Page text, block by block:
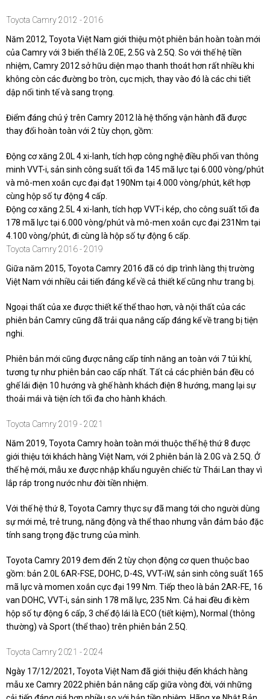
Toyota Camry 2012 - 2016
Năm 2012, Toyota Việt Nam giới thiệu một phiên bản hoàn toàn mới
của Camry với 3 biến thể là 2.0E, 2.5G và 2.5Q. So với thế hệ tiền
nhiệm, Camry 2012 sở hữu diện mạo thanh thoát hơn rất nhiều khi
không còn các đường bo tròn, cục mịch, thay vào đó là các chi tiết
dập nổi tinh tế và sang trọng.
Điểm đáng chú ý trên Camry 2012 là hệ thống vận hành đã được
thay đổi hoàn toàn với 2 tùy chọn, gồm:
Động cơ xăng 2.0L 4 xi-lanh, tích hợp công nghệ điều phối van thông
minh VVT-i, sản sinh công suất tối đa 145 mã lực tại 6.000 vòng/phút
và mô-men xoắn cực đại đạt 190Nm tại 4.000 vòng/phút, kết hợp
cùng hộp số tự động 4 cấp.
Động cơ xăng 2.5L 4 xi-lanh, tích hợp VVT-i kép, cho công suất tối đa
178 mã lực tại 6.000 vòng/phút và mô-men xoắn cực đại 231Nm tại
4.100 vòng/phút, đi cùng là hộp số tự động 6 cấp.
Toyota Camry 2016 - 2019
Giữa năm 2015, Toyota Camry 2016 đã có dịp trình làng thị trường
Việt Nam với nhiều cải tiến đáng kể về cả thiết kế cũng như trang bị.
Ngoại thất của xe được thiết kế thể thao hơn, và nội thất của các
phiên bản Camry cũng đã trải qua nâng cấp đáng kể về trang bị tiện
nghi.
Phiên bản mới cũng được nâng cấp tính năng an toàn với 7 túi khí,
tương tự như phiên bản cao cấp nhất. Tất cả các phiên bản đều có
ghế lái điện 10 hướng và ghế hành khách điện 8 hướng, mang lại sự
thoải mái và tiện ích tối đa cho hành khách.
Toyota Camry 2019 - 2021
Năm 2019, Toyota Camry hoàn toàn mới thuộc thế hệ thứ 8 được
giới thiệu tới khách hàng Việt Nam, với 2 phiên bản là 2.0G và 2.5Q. Ở
thế hệ mới, mẫu xe được nhập khẩu nguyên chiếc từ Thái Lan thay vì
lắp ráp trong nước như đời tiền nhiệm.
Với thế hệ thứ 8, Toyota Camry thực sự đã mang tới cho người dùng
sự mới mẻ, trẻ trung, năng động và thể thao nhưng vẫn đảm bảo đặc
tính sang trọng đặc trưng của mình.
Toyota Camry 2019 đem đến 2 tùy chọn động cơ quen thuộc bao
gồm: bản 2.0L 6AR-FSE, DOHC, D-4S, VVT-iW, sản sinh công suất 165
mã lực và momen xoắn cực đại 199 Nm. Tiếp theo là bản 2AR-FE, 16
van DOHC, VVT-i, sản sinh 178 mã lực, 235 Nm. Cả hai đều đi kèm
hộp số tự động 6 cấp, 3 chế độ lái là ECO (tiết kiệm), Normal (thông
thường) và Sport (thể thao) trên phiên bản 2.5Q.
Toyota Camry 2021 - 2024
Ngày 17/12/2021, Toyota Việt Nam đã giới thiệu đến khách hàng
mẫu xe Camry 2022 phiên bản nâng cấp giữa vòng đời, với những